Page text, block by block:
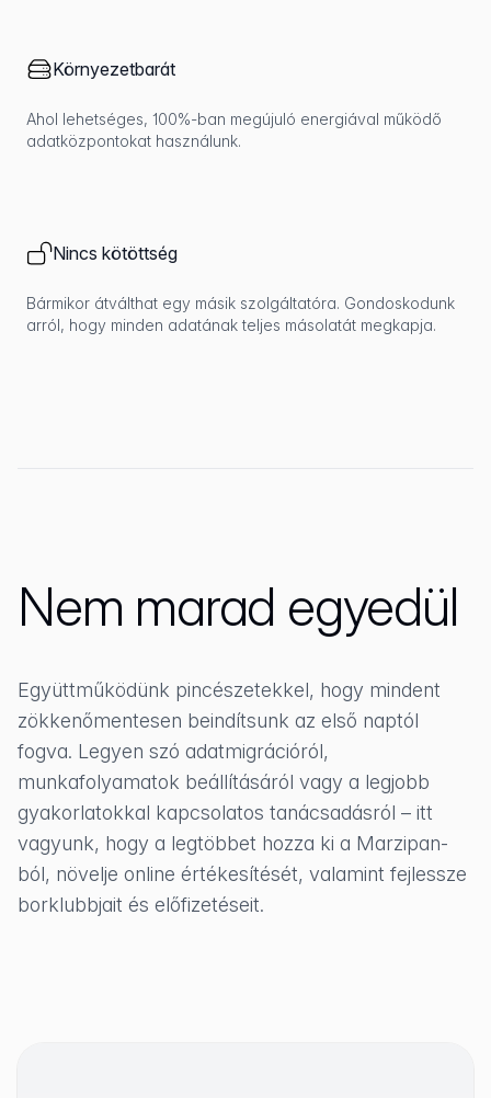
Környezetbarát
Ahol lehetséges, 100%-ban megújuló energiával működő
adatközpontokat használunk.
Nincs kötöttség
Bármikor átválthat egy másik szolgáltatóra. Gondoskodunk
arról, hogy minden adatának teljes másolatát megkapja.
Nem marad egyedül
Együttműködünk pincészetekkel, hogy mindent
zökkenőmentesen beindítsunk az első naptól
fogva. Legyen szó adatmigrációról,
munkafolyamatok beállításáról vagy a legjobb
gyakorlatokkal kapcsolatos tanácsadásról – itt
vagyunk, hogy a legtöbbet hozza ki a Marzipan-
ból, növelje online értékesítését, valamint fejlessze
borklubbjait és előfizetéseit.